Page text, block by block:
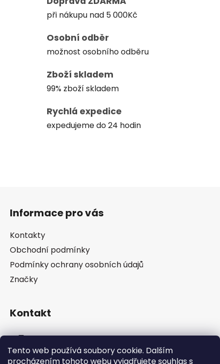
Tento web používá soubory cookie. Dalším
procházením tohoto webu vyjadřujete souhlas s
při nákupu nad 5 000Kč
Osobní odběr
možnost osobního odběru
Zboží skladem
99% zboží skladem
Rychlá expedice
expedujeme do 24 hodin
Informace pro vás
Kontakty
Obchodní podmínky
Podmínky ochrany osobních údajů
Značky
Kontakt
info@pip-zevl.cz
605 871 228